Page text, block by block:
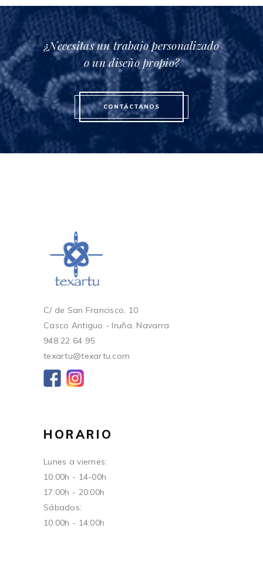
¿Necesitas un trabajo personalizado
o un diseño propio?
CONTÁCTANOS
C/ de San Francisco, 10
Casco Antiguo - Iruña. Navarra
948 22 64 95
texartu@texartu.com
HORARIO
Lunes a viernes:
10:00h - 14-00h
17:00h - 20:00h
Sábados:
10:00h - 14:00h